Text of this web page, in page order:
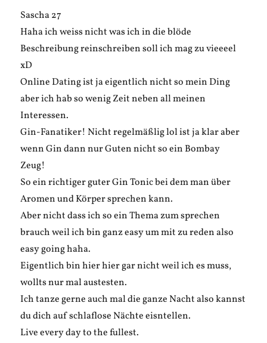
Sascha 27
Haha ich weiss nicht was ich in die blöde
Beschreibung reinschreiben soll ich mag zu vieeeel
xD
Online Dating ist ja eigentlich nicht so mein Ding
aber ich hab so wenig Zeit neben all meinen
Interessen.
Gin-Fanatiker! Nicht regelmäßlig lol ist ja klar aber
wenn Gin dann nur Guten nicht so ein Bombay
Zeug!
So ein richtiger guter Gin Tonic bei dem man über
Aromen und Körper sprechen kann.
Aber nicht dass ich so ein Thema zum sprechen
brauch weil ich bin ganz easy um mit zu reden also
easy going haha.
Eigentlich bin hier hier gar nicht weil ich es muss,
wollts nur mal austesten.
Ich tanze gerne auch mal die ganze Nacht also kannst
du dich auf schlaflose Nächte eisntellen.
Live every day to the fullest.